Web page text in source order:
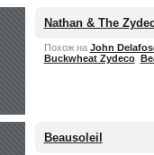
Nathan & The
Похож на John
Buckwheat Zydeco
Beausoleil